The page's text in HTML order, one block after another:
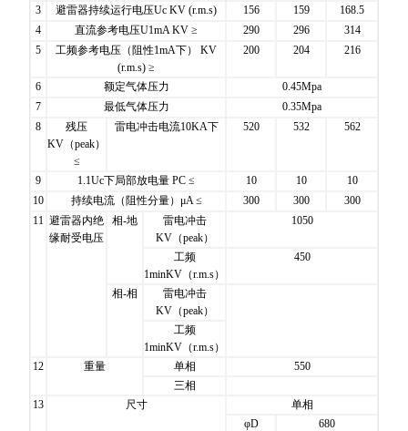
3
避雷器持续运行电压Uc KV (r.m.s) 156 159
168.5
4
直流参考电压U1mA KV ≥ 290 296
314
5
工频参考电压（阻性1mA下） KV
(r.m.s) ≥
200 204 216
6 额定气体压力
0.45Mpa
7
最低气体压力
0.35Mpa
8
残压
KV（peak）
≤
雷电冲击电流10KA下 520 532 562
9 1.1Uc下局部放电量 PC ≤ 10 10
10
10
持续电流（阻性分量）μA ≤ 300 300
300
11 避雷器内绝
缘耐受电压
相-地
雷电冲击
KV（peak）
1050
工频
1minKV（r.m.s）
450
相-相
雷电冲击
KV（peak）
工频
1minKV（r.m.s）
12
重量 单相
550
三相
13
尺寸
单相
φD
680